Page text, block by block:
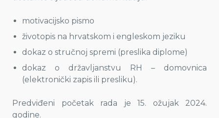
motivacijsko pismo
životopis na hrvatskom i engleskom jeziku
dokaz o stručnoj spremi (preslika diplome)
dokaz o državljanstvu RH – domovnica
(elektronički zapis ili presliku).
Predviđeni početak rada je 15. ožujak 2024.
godine.